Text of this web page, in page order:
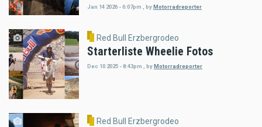
Jan 14 2026 - 6:07pm byMotorradreporter
Red Bull Erzbergrodeo
Starterliste Wheelie Fotos
Dec 10 2025 - 8:43pm byMotorradreporter
Red Bull Erzbergrodeo